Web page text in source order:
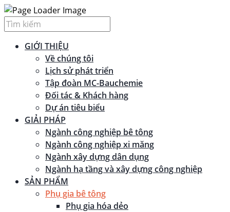
GIỚI THIỆU
Về chúng tôi
Lịch sử phát triển
Tập đoàn MC-Bauchemie
Đối tác & Khách hàng
Dự án tiêu biểu
GIẢI PHÁP
Ngành công nghiệp bê tông
Ngành công nghiệp xi măng
Ngành xây dựng dân dụng
Ngành hạ tầng và xây dựng công nghiệp
SẢN PHẨM
Phụ gia bê tông
Phụ gia hóa dẻo